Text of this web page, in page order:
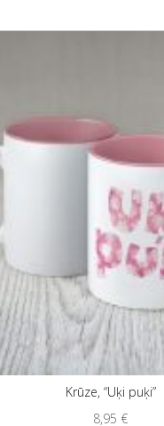
Krūze, “Uķi puķi”
8,95 €